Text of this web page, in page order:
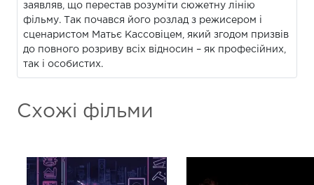
заявляв, що перестав розуміти сюжетну лінію
фільму. Так почався його розлад з режисером і
сценаристом Матьє Кассовіцем, який згодом призвів
до повного розриву всіх відносин – як професійних,
так і особистих.
Схожі фільми